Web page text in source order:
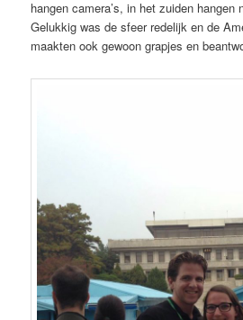
hangen camera’s, in het zuiden hangen
Gelukkig was de sfeer redelijk en de
maakten ook gewoon grapjes en